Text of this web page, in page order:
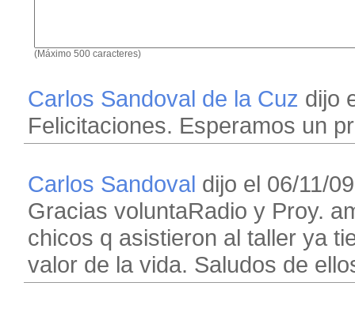
(Máximo 500 caracteres)
Carlos Sandoval de la Cuz dijo
Felicitaciones. Esperamos un
Carlos Sandoval dijo el 06/11/
Gracias voluntaRadio y Proy.
chicos q asistieron al taller ya
valor de la vida. Saludos de